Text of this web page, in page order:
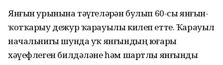
Янғын урынына тәүгеләрҙән булып 60-сы янғын-
ҡотҡарыу дежур ҡарауылы килеп етте. Ҡарауыл
начальнигы шунда уҡ янғындың юғары
хәүефлеген билдәләне һәм шартлы янғынды